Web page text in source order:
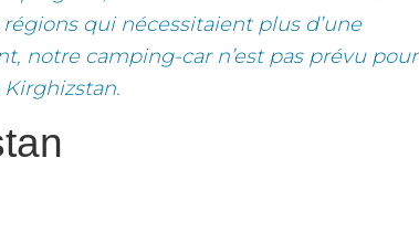
qui nécessitaient plus d’une
notre camping-car n’est pas prévu pour